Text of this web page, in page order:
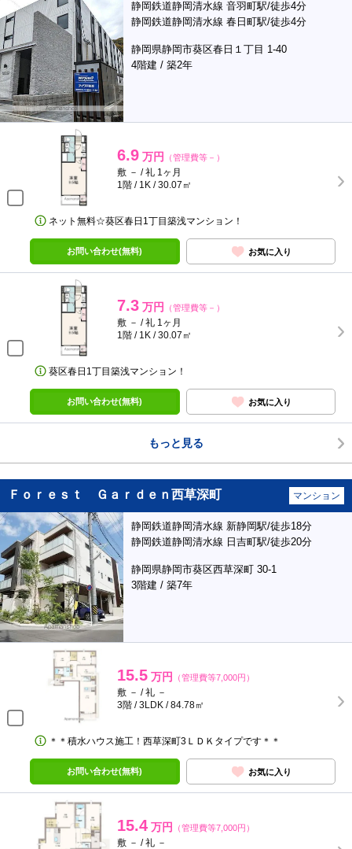
静岡鉄道静岡清水線 音羽町駅/徒歩4分
静岡鉄道静岡清水線 春日町駅/徒歩4分
静岡県静岡市葵区春日１丁目 1-40
4階建 / 築2年
6.9 万円 （管理費等－）
敷 － / 礼 1ヶ月
1階 / 1K / 30.07㎡
ネット無料☆葵区春日1丁目築浅マンション！
お問い合わせ(無料) お気に入り
7.3 万円 （管理費等－）
敷 － / 礼 1ヶ月
1階 / 1K / 30.07㎡
葵区春日1丁目築浅マンション！
お問い合わせ(無料) お気に入り
もっと見る
Ｆｏｒｅｓｔ Ｇａｒｄｅｎ西草深町 マンション
静岡鉄道静岡清水線 新静岡駅/徒歩18分
静岡鉄道静岡清水線 日吉町駅/徒歩20分
静岡県静岡市葵区西草深町 30-1
3階建 / 築7年
15.5 万円 （管理費等7,000円）
敷 － / 礼 －
3階 / 3LDK / 84.78㎡
＊＊積水ハウス施工！西草深町3ＬＤＫタイプです＊＊
お問い合わせ(無料) お気に入り
15.4 万円 （管理費等7,000円）
敷 － / 礼 －